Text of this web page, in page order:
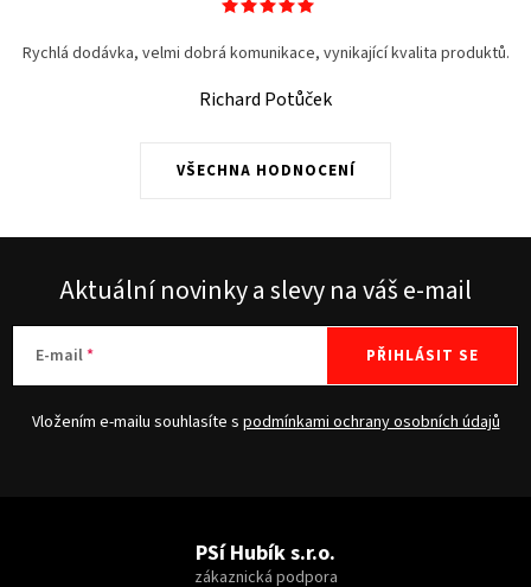
VŠECHNA HODNOCENÍ
Rychlá dodávka, velmi dobrá komunikace, vynikající kvalita produktů.
Richard Potůček
Aktuální novinky a slevy na váš e-mail
E-mail
Vložením e-mailu souhlasíte s podmínkami ochrany osobních údajů
PŘIHLÁSIT SE
PSí Hubík s.r.o.